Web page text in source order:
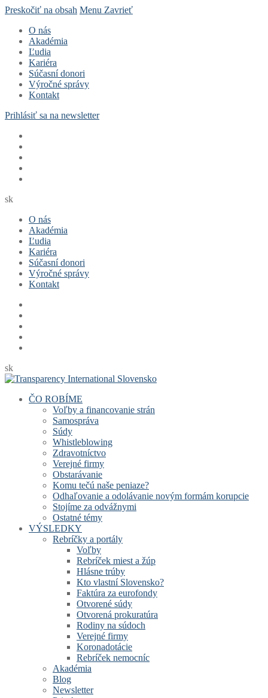
Preskočiť na obsah Menu Zavrieť
O nás
Akadémia
Ľudia
Kariéra
Súčasní donori
Výročné správy
Kontakt
Prihlásiť sa na newsletter
sk
O nás
Akadémia
Ľudia
Kariéra
Súčasní donori
Výročné správy
Kontakt
sk
ČO ROBÍME
Voľby a financovanie strán
Samospráva
Súdy
Whistleblowing
Zdravotníctvo
Verejné firmy
Obstarávanie
Komu tečú naše peniaze?
Odhaľovanie a odolávanie novým formám korupcie
Stojíme za odvážnymi
Ostatné témy
VÝSLEDKY
Rebríčky a portály
Voľby
Rebríček miest a žúp
Hlásne trúby
Kto vlastní Slovensko?
Faktúra za eurofondy
Otvorené súdy
Otvorená prokuratúra
Rodiny na súdoch
Verejné firmy
Koronadotácie
Rebríček nemocníc
Akadémia
Blog
Newsletter